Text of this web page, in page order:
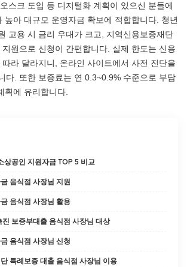
스크 도입 등 디지털화 계획이 있으신 분들에
높아 대규모 운영자금 확보에 적합합니다. 청년
고용 시 금리 우대가 크고, 지역신용보증재단
원으로 신청이 간편합니다. 실제 한도는 신용
라 달라지니, 온라인 사이트에서 사전 진단을
다. 또한 보증료는 연 0.3~0.9% 수준으로 부담
획에 유리합니다.
상공인 지원자금 TOP 5 비교
음식점 사장님 지원
음식점 사장님 활용
진 보증부대출 음식점 사장님 대상
음식점 사장님 신청
특례보증 대출 음식점 사장님 이용